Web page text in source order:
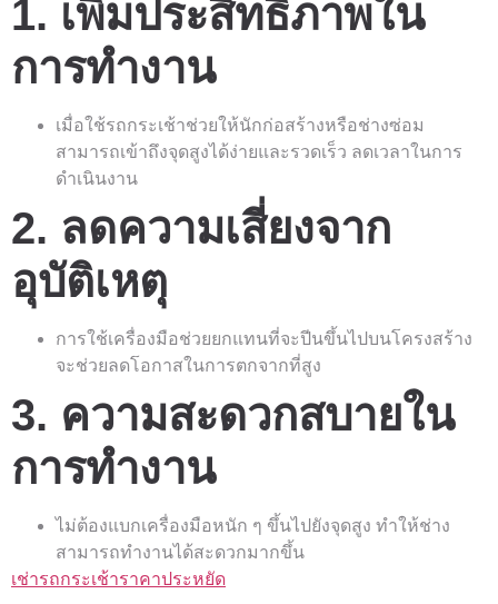
1. เพิ่มประสิทธิภาพใน
การทำงาน
เมื่อใช้รถกระเช้าช่วยให้นักก่อสร้างหรือช่างซ่อม
สามารถเข้าถึงจุดสูงได้ง่ายและรวดเร็ว ลดเวลาในการ
ดำเนินงาน
2. ลดความเสี่ยงจาก
อุบัติเหตุ
การใช้เครื่องมือช่วยยกแทนที่จะปีนขึ้นไปบนโครงสร้าง
จะช่วยลดโอกาสในการตกจากที่สูง
3. ความสะดวกสบายใน
การทำงาน
ไม่ต้องแบกเครื่องมือหนัก ๆ ขึ้นไปยังจุดสูง ทำให้ช่าง
สามารถทำงานได้สะดวกมากขึ้น
เช่ารถกระเช้าราคาประหยัด